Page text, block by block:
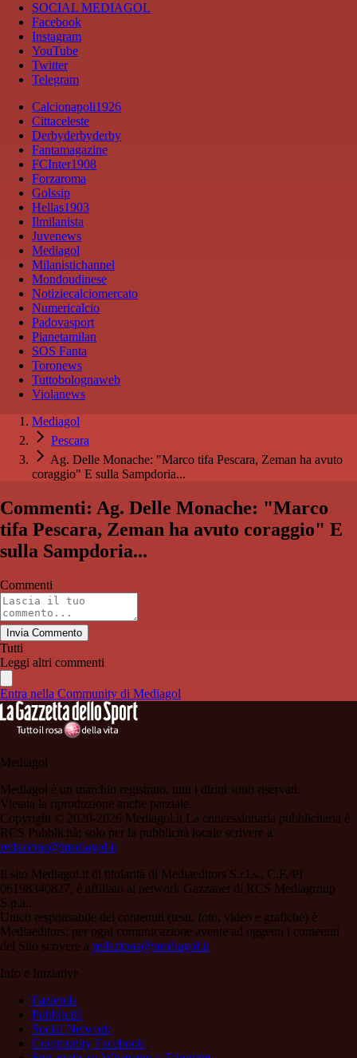
SOCIAL MEDIAGOL
Facebook
Instagram
YouTube
Twitter
Telegram
Calcionapoli1926
Cittaceleste
Derbyderbyderby
Fantamagazine
FCInter1908
Forzaroma
Golssip
Hellas1903
Ilmilanista
Juvenews
Mediagol
Milanistichannel
Mondoudinese
Notiziecalciomercato
Numericalcio
Padovasport
Pianetamilan
SOS Fanta
Toronews
Tuttobolognaweb
Violanews
Mediagol
Pescara
Ag. Delle Monache: "Marco tifa Pescara, Zeman ha avuto
coraggio" E sulla Sampdoria...
Commenti: Ag. Delle Monache: "Marco
tifa Pescara, Zeman ha avuto coraggio" E
sulla Sampdoria...
Commenti
Invia Commento
Tutti
Leggi altri commenti
Entra nella Community di Mediagol
Mediagol
Mediagol è un marchio registrato, tutti i diritti sono riservati.
Vietata la riproduzione anche parziale.
Copyright © 2020-2026 Mediagol.it La concessionaria pubblicitaria è
RCS Pubblicità; solo per la pubblicità locale scrivere a
redazione@mediagol.it
Il sito Mediagol.it di titolarità di Mediaeditors S.r.l.s., C.F./PI
06198340827, è affiliato al network Gazzanet di RCS Mediagroup
S.p.a..
Unico responsabile dei contenuti (testi, foto, video e grafiche) è
Mediaeditors; per ogni comunicazione avente ad oggetto i contenuti
del Sito scrivere a redazione@mediagol.it
Info e Iniziative
l’azienda
Pubblicità
Social Network
Community Facebook